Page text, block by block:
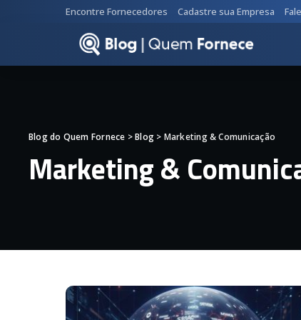
Encontre Fornecedores Cadastre sua Empresa
Blog do Quem Fornece >Blog > Marketing & Comunicação
Marketing &